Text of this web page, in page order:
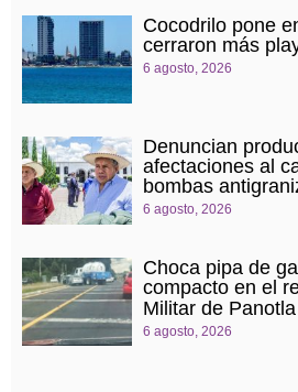
Cocodrilo pone
cerraron más
6 agosto, 2026
Denuncian
afectaciones al
bombas
6 agosto, 2026
Choca pipa de
compacto en el
Militar de Panotla
6 agosto, 2026